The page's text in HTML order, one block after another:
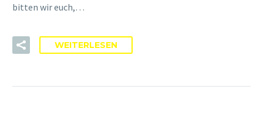
bitten wir euch,…
WEITERLESEN